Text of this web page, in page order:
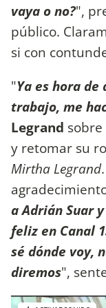
vaya o no?",
público.
si con
"Ya es hora
trabajo, me
Legrand
y retomar su
Mirtha Legrand
a Adrián Suar
feliz en Canal
sé dónde voy,
diremos",